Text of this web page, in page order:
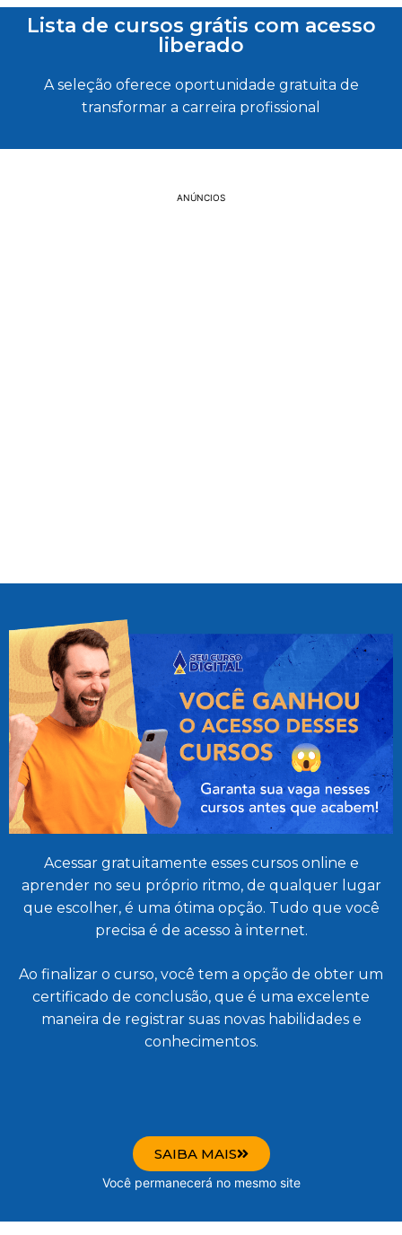
Lista de cursos grátis com acesso
liberado
A seleção oferece oportunidade gratuita de
transformar a carreira profissional
ANÚNCIOS
Acessar gratuitamente esses cursos online e
aprender no seu próprio ritmo, de qualquer lugar
que escolher, é uma ótima opção. Tudo que você
precisa é de acesso à internet.
Ao finalizar o curso, você tem a opção de obter um
certificado de conclusão, que é uma excelente
maneira de registrar suas novas habilidades e
conhecimentos.
SAIBA MAIS
Você permanecerá no mesmo site